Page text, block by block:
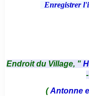
Enregistrer
Endroit du Village, "
(Antonne